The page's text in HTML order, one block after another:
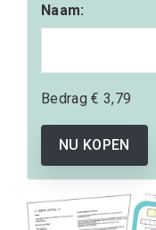
Naam:
Bedrag€ 3,79
NU KOPEN